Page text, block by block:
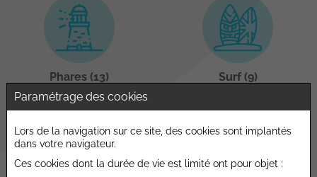
Phares (13) Surf (9)
Paramétrage des cookies
Lors de la navigation sur ce site, des cookies sont implantés
dans votre navigateur.
Ces cookies dont la durée de vie est limité ont pour objet :